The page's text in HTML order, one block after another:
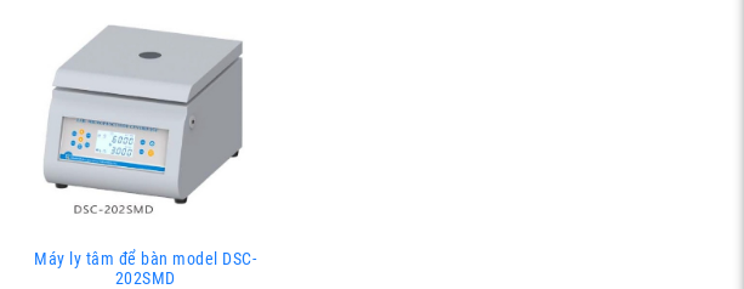
Máy ly tâm để bàn model DSC-
202SMD